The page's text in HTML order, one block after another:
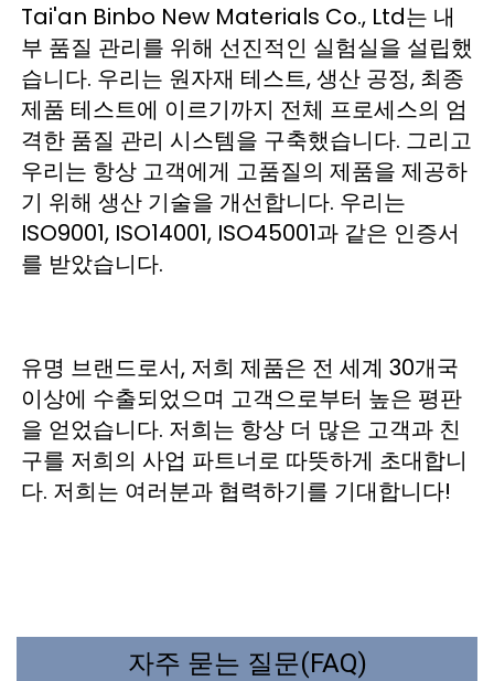
Tai'an Binbo New Materials Co., Ltd는 내
부 품질 관리를 위해 선진적인 실험실을 설립했
습니다. 우리는 원자재 테스트, 생산 공정, 최종
제품 테스트에 이르기까지 전체 프로세스의 엄
격한 품질 관리 시스템을 구축했습니다. 그리고
우리는 항상 고객에게 고품질의 제품을 제공하
기 위해 생산 기술을 개선합니다. 우리는
ISO9001, ISO14001, ISO45001과 같은 인증서
를 받았습니다.
유명 브랜드로서, 저희 제품은 전 세계 30개국
이상에 수출되었으며 고객으로부터 높은 평판
을 얻었습니다. 저희는 항상 더 많은 고객과 친
구를 저희의 사업 파트너로 따뜻하게 초대합니
다. 저희는 여러분과 협력하기를 기대합니다!
자주 묻는 질문(FAQ)